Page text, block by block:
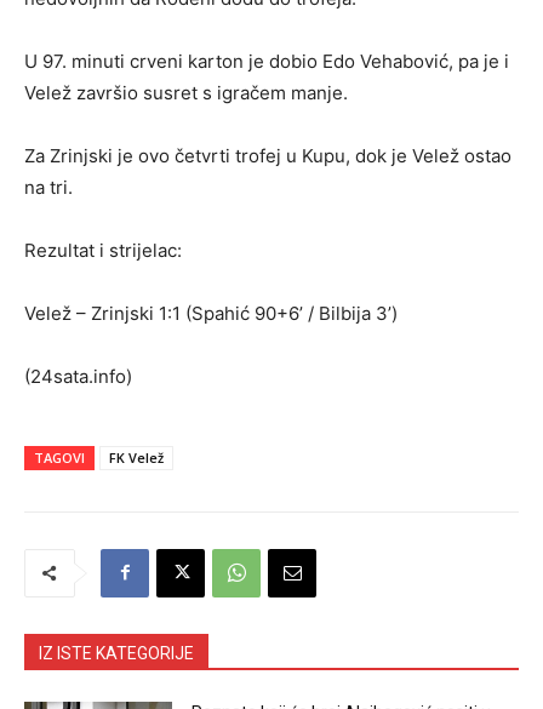
U 97. minuti crveni karton je dobio Edo Vehabović, pa je i
Velež završio susret s igračem manje.
Za Zrinjski je ovo četvrti trofej u Kupu, dok je Velež ostao
na tri.
Rezultat i strijelac:
Velež – Zrinjski 1:1 (Spahić 90+6’ / Bilbija 3’)
(24sata.info)
TAGOVI FK Velež
IZ ISTE KATEGORIJE